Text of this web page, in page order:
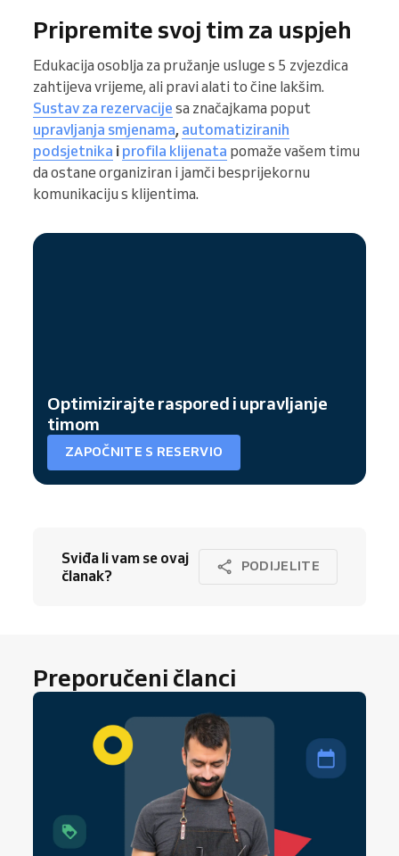
Pripremite svoj tim za uspjeh
Edukacija osoblja za pružanje usluge s 5 zvjezdica
zahtijeva vrijeme, ali pravi alati to čine lakšim.
Sustav za rezervacije sa značajkama poput
upravljanja smjenama, automatiziranih
podsjetnika i profila klijenata pomaže vašem timu
da ostane organiziran i jamči besprijekornu
komunikaciju s klijentima.
Optimizirajte raspored i upravljanje
timom
ZAPOČNITE S RESERVIO
Sviđa li vam se ovaj
članak?
PODIJELITE
Preporučeni članci